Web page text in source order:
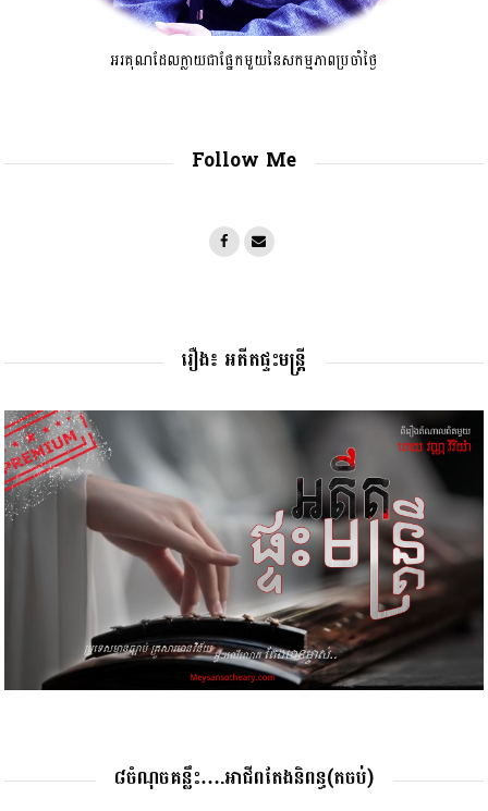
អរគុណដែលក្លាយជាផ្នែកមួយនៃសកម្មភាពប្រចាំថ្ងៃ
Follow Me
រឿង៖ អតីតផ្ទះមន្រ្តី
៨ចំណុចគន្លឹះ….អាជីពតែងនិពន្ធ(តចប់)